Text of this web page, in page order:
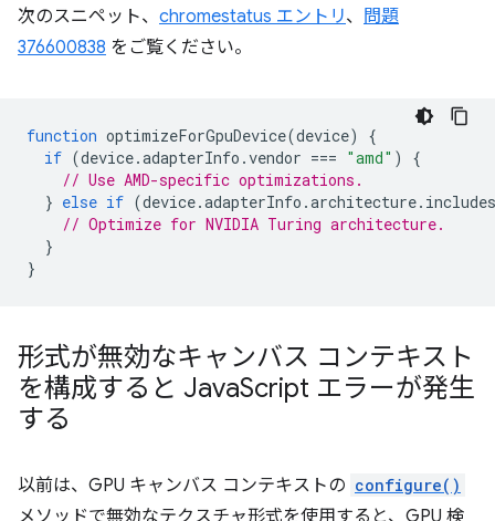
次のスニペット、 chromestatus エントリ、 問題
376600838 をご覧ください。
function optimizeForGpuDevice(device)
{
if (device.adapterInfo .vendor === "amd" )
{
// Use AMD-specific optimizations.
} else if (device.adapterInfo .architecture. includes
// Optimize for NVIDIA Turing architecture.
}
}
形式が無効なキャンバス コンテキスト
を構成すると JavaScript エラーが発生
する
以前は、GPU キャンバス コンテキストの configure()
メソッドで無効なテクスチャ形式を使用すると、GPU 検